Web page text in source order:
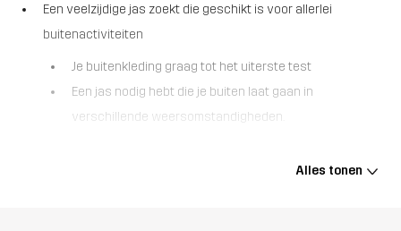
Een veelzijdige jas zoekt die geschikt is voor allerlei
buitenactiviteiten
Je buitenkleding graag tot het uiterste test
Een jas nodig hebt die je buiten laat gaan in
verschillende weersomstandigheden.
gemaakt is voor zware omstandigheden en onvoorspelbaar weer.
Alles tonen